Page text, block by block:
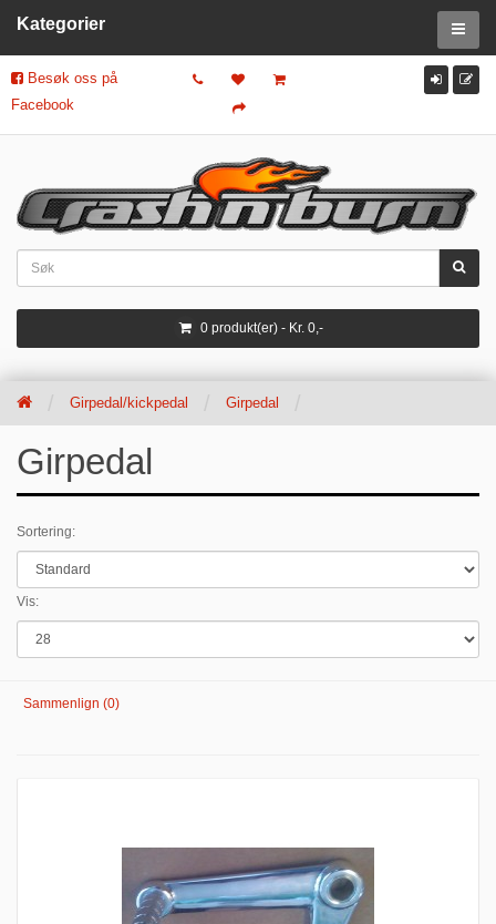
Besøk oss på
Facebook
0 produkt(er) - Kr. 0,-
Kategorier
Girpedal/kickpedal Girpedal
Girpedal
Sortering:
Vis:
Sammenlign (0)